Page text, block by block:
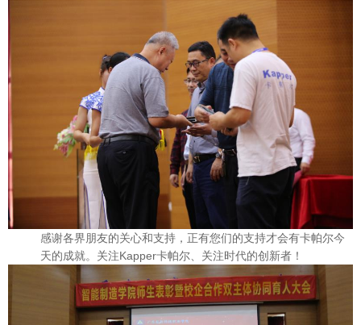
感谢各界朋友的关心和支持，正有您们的支持才会有卡帕尔今
天的成就。关注Kapper卡帕尔、关注时代的创新者！